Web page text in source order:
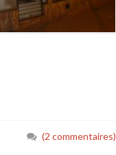
(2 commentaires)